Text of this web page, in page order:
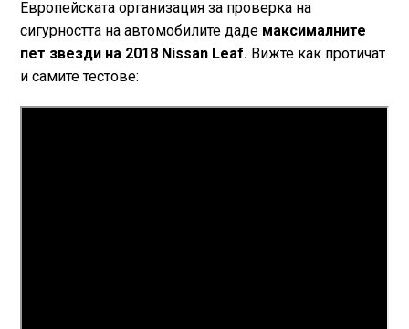
Европейската организация за проверка на
сигурността на автомобилите дадемаксималните
пет звезди на 2018 Nissan Leaf.Вижте как протичат
и самите тестове: